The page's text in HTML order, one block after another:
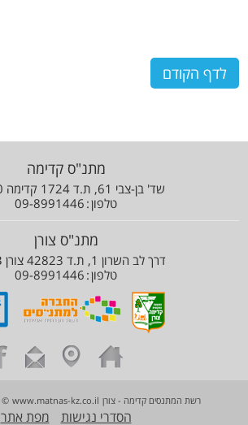
לדף הקודם
מתנ"ס קדימה
שד' בן-צבי 61, ת.ד 1724 קדימה 60920
טלפון 09-8991446
מתנ"ס צורן
דרך לב השרון 1, ת.ד 42823 צורן 42823
טלפון 09-8991446
רשת המתנסים קדימה - צורן www.matnas-kz.co.il
©
הסדרי נגישות מפת אתר